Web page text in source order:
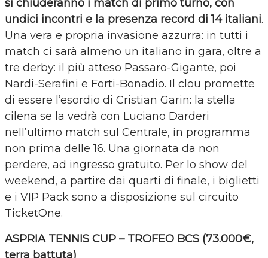
si chiuderanno i match di primo turno, con
undici incontri e la presenza record di 14 italiani.
Una vera e propria invasione azzurra: in tutti i
match ci sarà almeno un italiano in gara, oltre a
tre derby: il più atteso Passaro-Gigante, poi
Nardi-Serafini e Forti-Bonadio. Il clou promette
di essere l’esordio di Cristian Garin: la stella
cilena se la vedrà con Luciano Darderi
nell’ultimo match sul Centrale, in programma
non prima delle 16. Una giornata da non
perdere, ad ingresso gratuito. Per lo show del
weekend, a partire dai quarti di finale, i biglietti
e i VIP Pack sono a disposizione sul circuito
TicketOne.
ASPRIA TENNIS CUP – TROFEO BCS (73.000€,
terra battuta)